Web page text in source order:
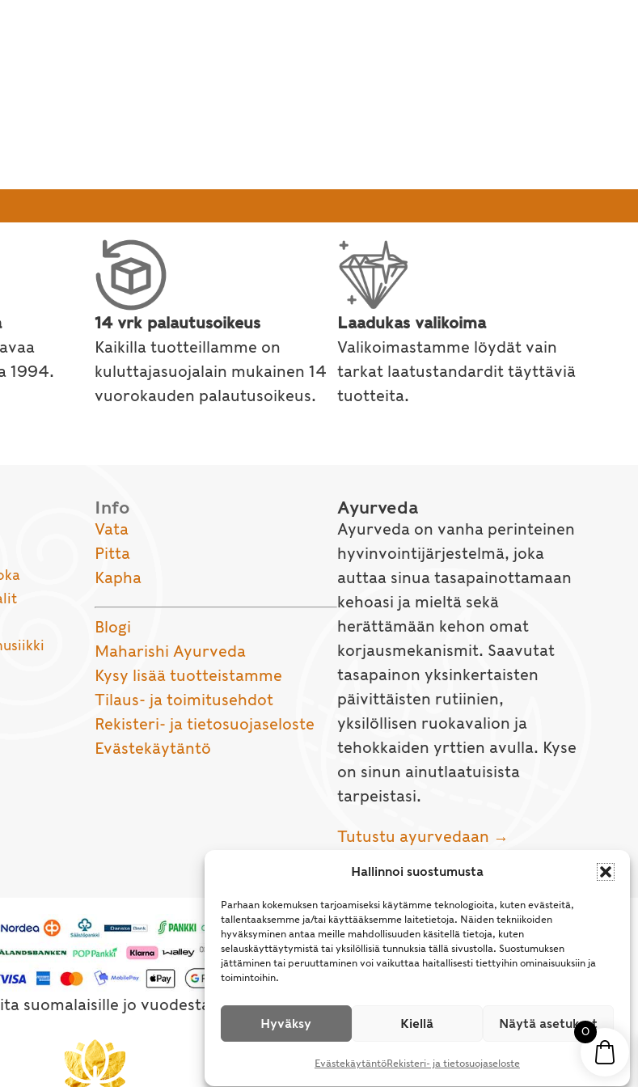
Hallinnoi suostumusta
Parhaan kokemuksen tarjoamiseksi käytämme teknologioita, kuten evästeitä,
tallentaaksemme ja/tai käyttääksemme laitetietoja. Näiden tekniikoiden
hyväksyminen antaa meille mahdollisuuden käsitellä tietoja, kuten
selauskäyttäytymistä tai yksilöllisiä tunnuksia tällä sivustolla. Suostumuksen
jättäminen tai peruuttaminen voi vaikuttaa haitallisesti tiettyihin ominaisuuksiin ja
toimintoihin.
Hyväksy Kiellä Näytä asetukset
EvästekäytäntöRekisteri- ja tietosuojaseloste
1994.
14 vrk palautusoikeus
Kaikilla tuotteillamme on
kuluttajasuojalain mukainen 14
vuorokauden palautusoikeus.
Laadukas valikoima
Valikoimastamme löydät vain
tarkat laatustandardit täyttäviä
tuotteita.
Info
Vata
Pitta
Kapha
Blogi
Maharishi Ayurveda
Kysy lisää tuotteistamme
Tilaus- ja toimitusehdot
Rekisteri- ja tietosuojaseloste
Evästekäytäntö
Ayurveda
Ayurveda on vanha perinteinen
hyvinvointijärjestelmä, joka
auttaa sinua tasapainottamaan
kehoasi ja mieltä sekä
herättämään kehon omat
korjausmekanismit. Saavutat
tasapainon yksinkertaisten
päivittäisten rutiinien,
yksilöllisen ruokavalion ja
tehokkaiden yrttien avulla. Kyse
on sinun ainutlaatuisista
tarpeistasi.
Tutustu ayurvedaan →
suomalaisille jo vuodesta 1994. All Rights Reserved.
0